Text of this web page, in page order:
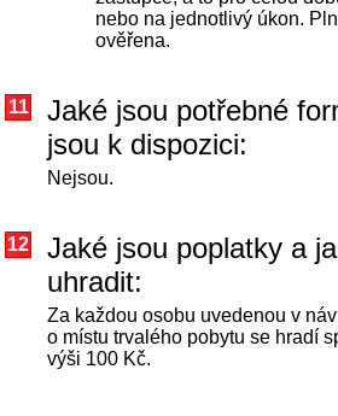
nebo na jednotlivý úkon.
ověřena.
11
Jaké jsou potřebné
jsou k dispozici:
Nejsou.
12
Jaké jsou poplatky a
uhradit:
Za každou osobu uvedenou v
o místu trvalého pobytu se hradí
výši 100 Kč.